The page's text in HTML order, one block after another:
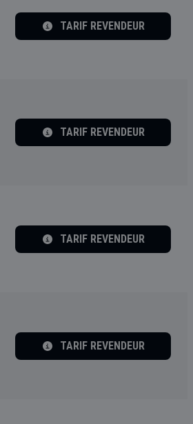
TARIF REVENDEUR
TARIF REVENDEUR
TARIF REVENDEUR
TARIF REVENDEUR